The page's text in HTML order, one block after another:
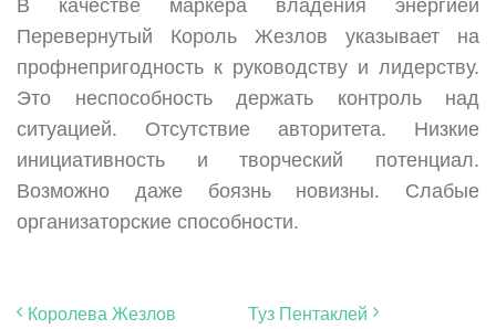
В качестве маркера владения энергией
Перевернутый Король Жезлов указывает на
профнепригодность к руководству и лидерству.
Это неспособность держать контроль над
ситуацией. Отсутствие авторитета. Низкие
инициативность и творческий потенциал.
Возможно даже боязнь новизны. Слабые
организаторские способности.
Королева Жезлов Туз Пентаклей